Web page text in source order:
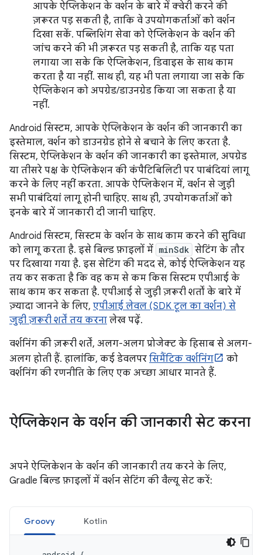
आपके ऐप्लिकेशन के वर्शन के बारे में क्वेरी करने की
ज़रूरत पड़ सकती है, ताकि वे उपयोगकर्ताओं को वर्शन
दिखा सकें. पब्लिशिंग सेवा को ऐप्लिकेशन के वर्शन की
जांच करने की भी ज़रूरत पड़ सकती है, ताकि यह पता
लगाया जा सके कि ऐप्लिकेशन, डिवाइस के साथ काम
करता है या नहीं. साथ ही, यह भी पता लगाया जा सके कि
ऐप्लिकेशन को अपग्रेड/डाउनग्रेड किया जा सकता है या
नहीं.
Android सिस्टम, आपके ऐप्लिकेशन के वर्शन की जानकारी का
इस्तेमाल, वर्शन को डाउनग्रेड होने से बचाने के लिए करता है.
सिस्टम, ऐप्लिकेशन के वर्शन की जानकारी का इस्तेमाल, अपग्रेड
या तीसरे पक्ष के ऐप्लिकेशन की कंपैटिबिलिटी पर पाबंदियां लागू
करने के लिए नहीं करता. आपके ऐप्लिकेशन में, वर्शन से जुड़ी
सभी पाबंदियां लागू होनी चाहिए. साथ ही, उपयोगकर्ताओं को
इनके बारे में जानकारी दी जानी चाहिए.
Android सिस्टम, सिस्टम के वर्शन के साथ काम करने की सुविधा
को लागू करता है. इसे बिल्ड फ़ाइलों में minSdk सेटिंग के तौर
पर दिखाया गया है. इस सेटिंग की मदद से, कोई ऐप्लिकेशन यह
तय कर सकता है कि वह कम से कम किस सिस्टम एपीआई के
साथ काम कर सकता है. एपीआई से जुड़ी ज़रूरी शर्तों के बारे में
ज़्यादा जानने के लिए, एपीआई लेवल (SDK टूल का वर्शन) से
जुड़ी ज़रूरी शर्तें तय करना लेख पढ़ें.
वर्शनिंग की ज़रूरी शर्तें, अलग-अलग प्रोजेक्ट के हिसाब से अलग-
अलग होती हैं. हालांकि, कई डेवलपर सिमैंटिक वर्शनिंग
को
वर्शनिंग की रणनीति के लिए एक अच्छा आधार मानते हैं.
ऐप्लिकेशन के वर्शन की जानकारी सेट करना
अपने ऐप्लिकेशन के वर्शन की जानकारी तय करने के लिए,
Gradle बिल्ड फ़ाइलों में वर्शन सेटिंग की वैल्यू सेट करें:
Groovy Kotlin